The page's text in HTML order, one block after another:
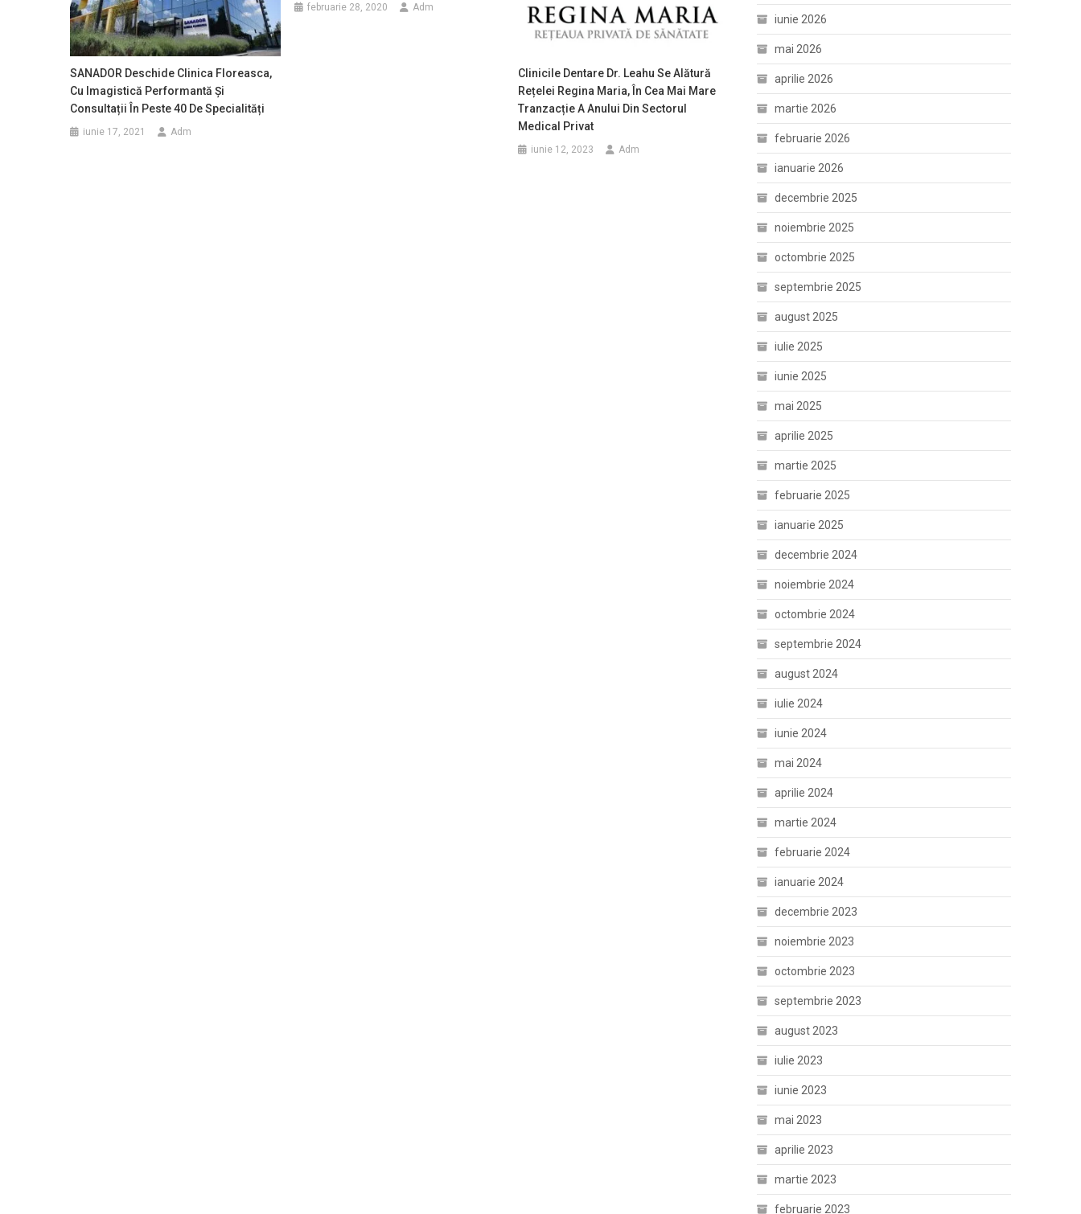
SANADOR Deschide Clinica Floreasca,
Cu Imagistică Performantă Și
Consultații În Peste 40 De Specialități
iunie 17, 2021 Adm
februarie 28, 2020 Adm
Clinicile Dentare Dr. Leahu Se Alătură
Rețelei Regina Maria, În Cea Mai Mare
Tranzacție A Anului Din Sectorul
Medical Privat
iunie 12, 2023 Adm
iunie 2026
mai 2026
aprilie 2026
martie 2026
februarie 2026
ianuarie 2026
decembrie 2025
noiembrie 2025
octombrie 2025
septembrie 2025
august 2025
iulie 2025
iunie 2025
mai 2025
aprilie 2025
martie 2025
februarie 2025
ianuarie 2025
decembrie 2024
noiembrie 2024
octombrie 2024
septembrie 2024
august 2024
iulie 2024
iunie 2024
mai 2024
aprilie 2024
martie 2024
februarie 2024
ianuarie 2024
decembrie 2023
noiembrie 2023
octombrie 2023
septembrie 2023
august 2023
iulie 2023
iunie 2023
mai 2023
aprilie 2023
martie 2023
februarie 2023